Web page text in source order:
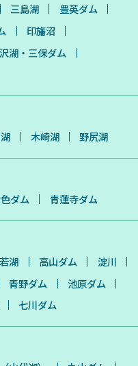
三島湖
豊英ダム
印旛沼
湖・三保ダム
木崎湖 野尻湖
ダム 青蓮寺ダム
湖 高山ダム
淀川
青野ダム
池原ダム
七川ダム